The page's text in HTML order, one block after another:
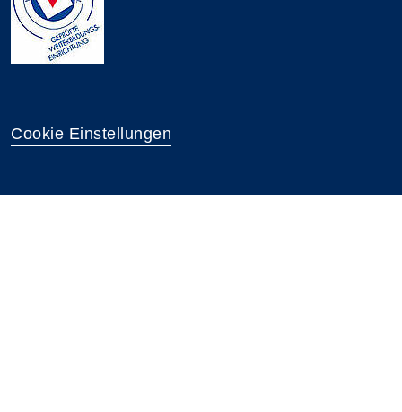
Cookie Einstellungen